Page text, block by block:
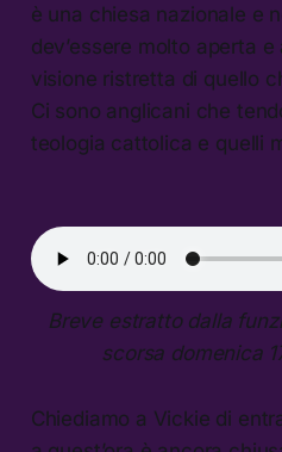
è una chiesa nazionale e
dev’essere molto aperta
visione ristretta di quello
Ci sono anglicani che
teologia cattolica e quelli
Breve estratto dalla
scorsa domenica
Chiediamo a Vickie di